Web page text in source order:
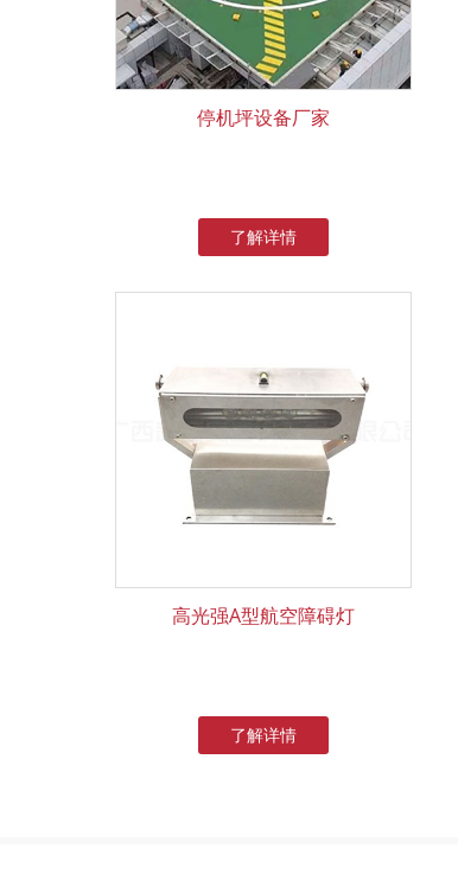
停机坪设备厂家
了解详情
高光强A型航空障碍灯
了解详情